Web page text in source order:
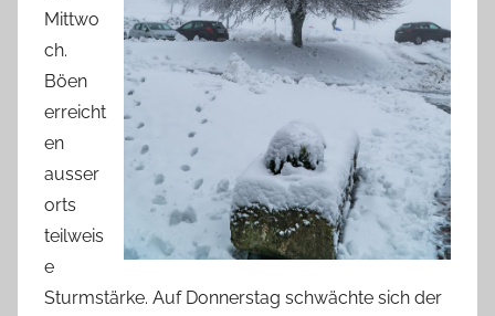
Mittwo
ch.
Böen
erreicht
en
ausser
orts
teilweis
e
Sturmstärke. Auf Donnerstag schwächte sich der